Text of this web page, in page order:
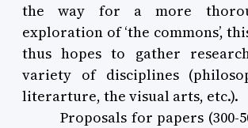
the way for a more
exploration of ‘the commons’,
thus hopes to gather
variety of disciplines
literarture, the visual arts, etc.).
Proposals for papers (300-